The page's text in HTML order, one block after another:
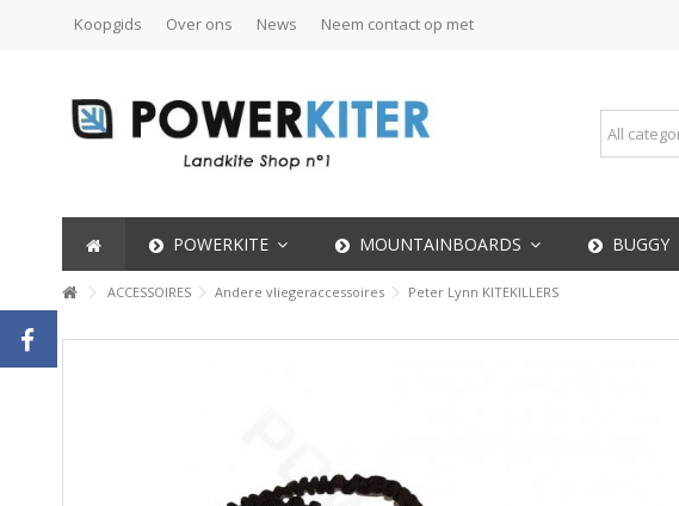
Koopgids Over ons News Neem contact op met
POWERKITE MOUNTAINBOARDS BUGGY
ACCESSOIRES Andere vliegeraccessoires Peter Lynn KITEKILLERS